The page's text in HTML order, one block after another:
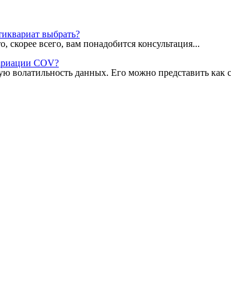
выбрать?
всего, вам понадобится консультация...
COV?
волатильность данных. Его можно представить как